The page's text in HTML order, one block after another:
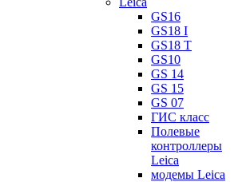
GS16
GS18 I
GS18 T
GS10
GS 14
GS 15
GS 07
ГИС класс
Полевые
контроллеры
Leica
модемы Leica